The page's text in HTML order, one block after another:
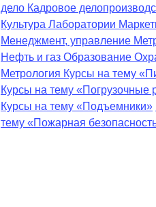
дело Кадровое
Культура Лаборатории
Менеджмент, управление
Нефть и газ Образование
Метрология Курсы на тему
Курсы на тему «Погрузочные
Курсы на тему «Подъемники»
тему «Пожарная